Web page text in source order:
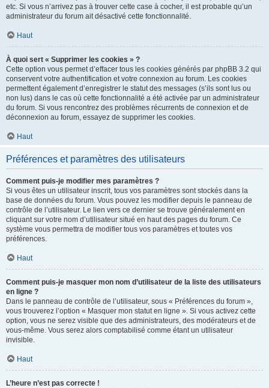
etc. Si vous n’arrivez pas à trouver cette case à cocher, il est probable qu’un
administrateur du forum ait désactivé cette fonctionnalité.
Haut
À quoi sert « Supprimer les cookies » ?
Cette option vous permet d’effacer tous les cookies générés par phpBB 3.2 qui
conservent votre authentification et votre connexion au forum. Les cookies
permettent également d’enregistrer le statut des messages (s’ils sont lus ou
non lus) dans le cas où cette fonctionnalité a été activée par un administrateur
du forum. Si vous rencontrez des problèmes récurrents de connexion et de
déconnexion au forum, essayez de supprimer les cookies.
Haut
Préférences et paramètres des utilisateurs
Comment puis-je modifier mes paramètres ?
Si vous êtes un utilisateur inscrit, tous vos paramètres sont stockés dans la
base de données du forum. Vous pouvez les modifier depuis le panneau de
contrôle de l’utilisateur. Le lien vers ce dernier se trouve généralement en
cliquant sur votre nom d’utilisateur situé en haut des pages du forum. Ce
système vous permettra de modifier tous vos paramètres et toutes vos
préférences.
Haut
Comment puis-je masquer mon nom d’utilisateur de la liste des utilisateurs
en ligne ?
Dans le panneau de contrôle de l’utilisateur, sous « Préférences du forum »,
vous trouverez l’option « Masquer mon statut en ligne ». Si vous activez cette
option, vous ne serez visible que des administrateurs, des modérateurs et de
vous-même. Vous serez alors comptabilisé comme étant un utilisateur
invisible.
Haut
L’heure n’est pas correcte !